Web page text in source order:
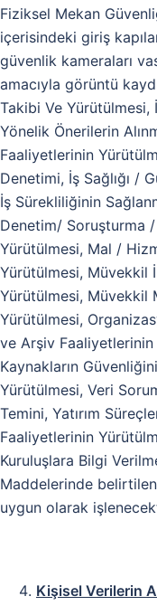
Fiziksel Mekan
içerisindeki giriş
güvenlik kameraları
amacıyla görüntü
Takibi Ve
Yönelik Önerilerin
Faaliyetlerinin
Denetimi, İş Sağlığı /
İş Sürekliliğinin
Denetim/ Soruşturma
Yürütülmesi, Mal /
Yürütülmesi, Müvekkil
Yürütülmesi, Müvekkil
Yürütülmesi,
ve Arşiv Faaliyetlerinin
Kaynakların
Yürütülmesi, Veri
Temini, Yatırım
Faaliyetlerinin
Kuruluşlara Bilgi
Maddelerinde
uygun olarak
Kişisel Verilerin